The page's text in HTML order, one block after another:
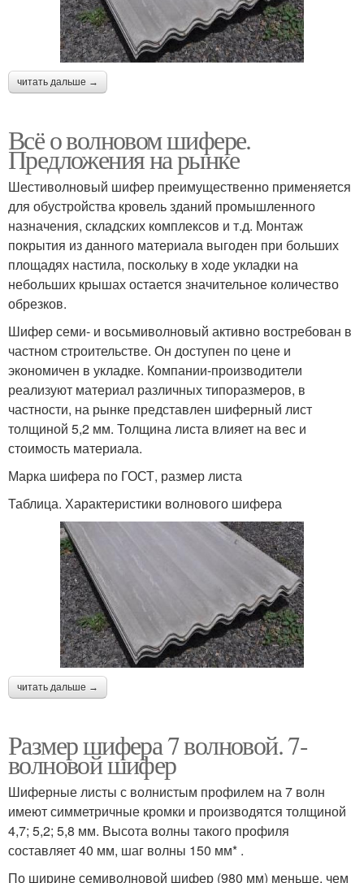
читать дальше →
Всё о волновом шифере.
Предложения на рынке
Шестиволновый шифер преимущественно применяется
для обустройства кровель зданий промышленного
назначения, складских комплексов и т.д. Монтаж
покрытия из данного материала выгоден при больших
площадях настила, поскольку в ходе укладки на
небольших крышах остается значительное количество
обрезков.
Шифер семи- и восьмиволновый активно востребован в
частном строительстве. Он доступен по цене и
экономичен в укладке. Компании-производители
реализуют материал различных типоразмеров, в
частности, на рынке представлен шиферный лист
толщиной 5,2 мм. Толщина листа влияет на вес и
стоимость материала.
Марка шифера по ГОСТ, размер листа
Таблица. Характеристики волнового шифера
читать дальше →
Размер шифера 7 волновой. 7-
волновой шифер
Шиферные листы с волнистым профилем на 7 волн
имеют симметричные кромки и производятся толщиной
4,7; 5,2; 5,8 мм. Высота волны такого профиля
составляет 40 мм, шаг волны 150 мм* .
По ширине семиволновой шифер (980 мм) меньше, чем